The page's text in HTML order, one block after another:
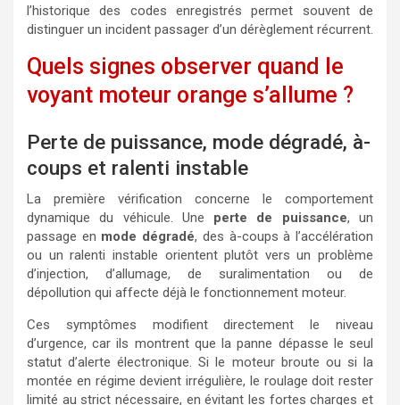
l’historique des codes enregistrés permet souvent de
distinguer un incident passager d’un dérèglement récurrent.
Quels signes observer quand le
voyant moteur orange s’allume ?
Perte de puissance, mode dégradé, à-
coups et ralenti instable
La première vérification concerne le comportement
dynamique du véhicule. Une perte de puissance, un
passage en mode dégradé, des à-coups à l’accélération
ou un ralenti instable orientent plutôt vers un problème
d’injection, d’allumage, de suralimentation ou de
dépollution qui affecte déjà le fonctionnement moteur.
Ces symptômes modifient directement le niveau
d’urgence, car ils montrent que la panne dépasse le seul
statut d’alerte électronique. Si le moteur broute ou si la
montée en régime devient irrégulière, le roulage doit rester
limité au strict nécessaire, en évitant les fortes charges et